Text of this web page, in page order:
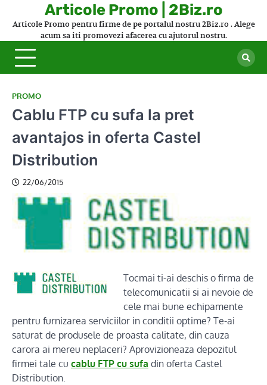
Articole Promo | 2Biz.ro
Articole Promo pentru firme de pe portalul nostru 2Biz.ro . Alege
acum sa iti promovezi afacerea cu ajutorul nostru.
PROMO
Cablu FTP cu sufa la pret
avantajos in oferta Castel
Distribution
22/06/2015
Tocmai ti-ai deschis o firma de
telecomunicatii si ai nevoie de
cele mai bune echipamente
pentru furnizarea serviciilor in conditii optime? Te-ai
saturat de produsele de proasta calitate, din cauza
carora ai mereu neplaceri? Aprovizioneaza depozitul
firmei tale cu cablu FTP cu sufa din oferta Castel
Distribution.